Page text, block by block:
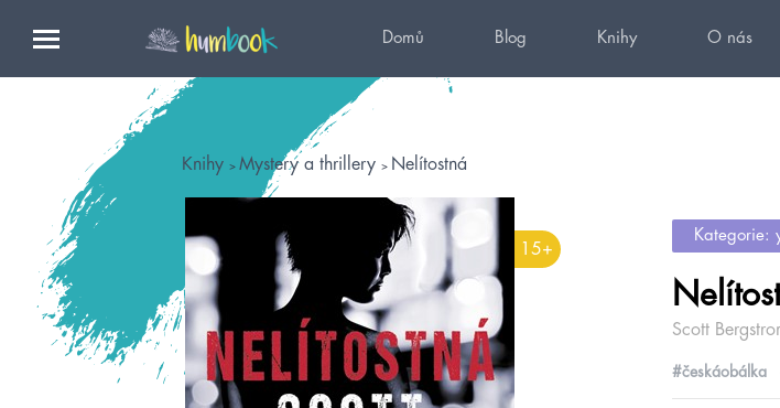
Domů Blog Knihy O nás
Knihy Mystery a thrillery Nelítostná
15+
Kategorie:
Scott
#českáobálka